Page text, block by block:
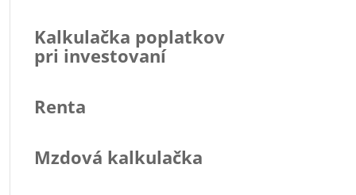
Kalkulačka poplatkov
pri investovaní
Renta
Mzdová kalkulačka